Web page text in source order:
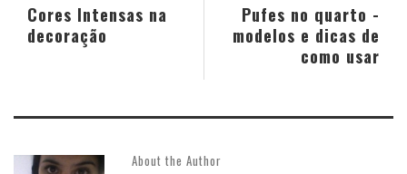
Pufes no quarto -
modelos e dicas de
como usar
Cores Intensas na
decoração
About the Author